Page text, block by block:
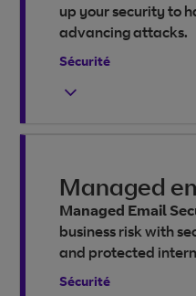
up your security to
advancing attacks.
Sécurité
Managed
Managed Email
business risk with
and protected
Sécurité